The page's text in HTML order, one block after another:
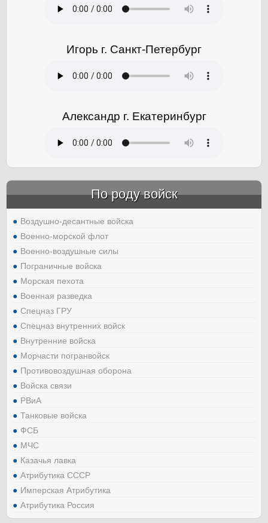
Игорь г. Санкт-Петербург
Александр г. Екатеринбург
По роду войск
Воздушно-десантные войска
Военно-морской флот
Военно-воздушные силы
Пограничные войска
Морская пехота
Военная разведка
Спецназ ГРУ
Спецназ внутренних войск
Внутренние войска
Морчасти погранвойск
Противовоздушная оборона
Войска связи
РВиА
Танковые войска
ФСБ
МЧС
Казачья лавка
Атрибутика СССР
Имперская Атрибутика
Атрибутика Россия